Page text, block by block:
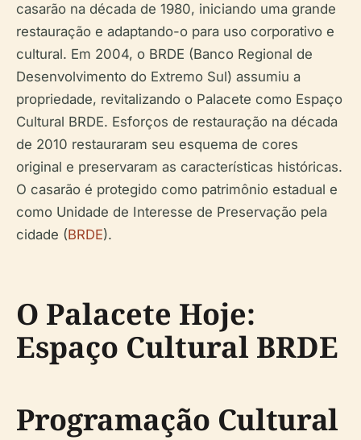
casarão na década de 1980, iniciando uma grande
restauração e adaptando-o para uso corporativo e
cultural. Em 2004, o BRDE (Banco Regional de
Desenvolvimento do Extremo Sul) assumiu a
propriedade, revitalizando o Palacete como Espaço
Cultural BRDE. Esforços de restauração na década
de 2010 restauraram seu esquema de cores
original e preservaram as características históricas.
O casarão é protegido como patrimônio estadual e
como Unidade de Interesse de Preservação pela
cidade (BRDE).
O Palacete Hoje:
Espaço Cultural BRDE
Programação Cultural